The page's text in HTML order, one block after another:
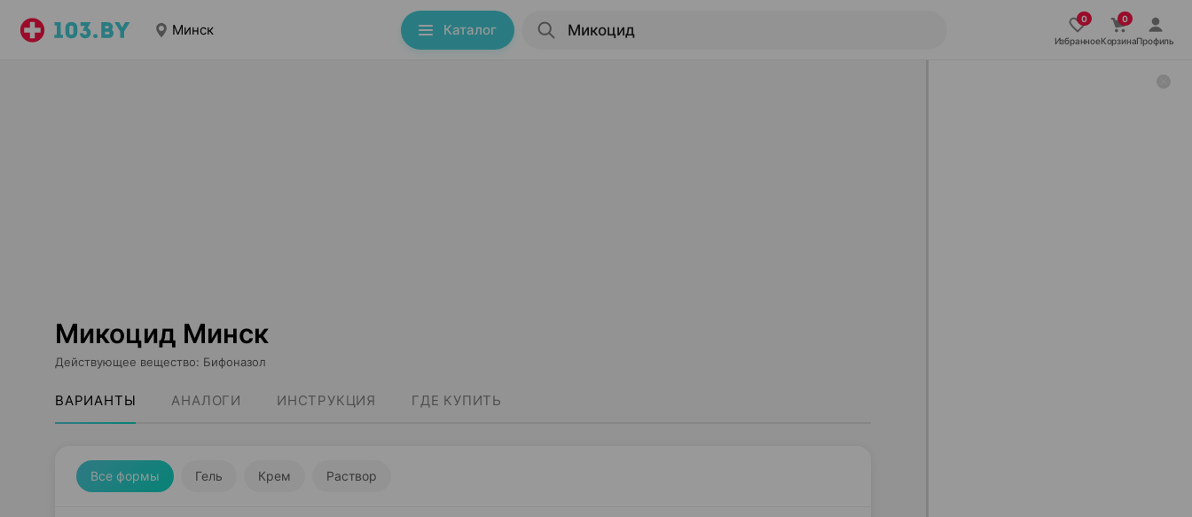
Минск Каталог
ИзбранноеКорзинаПрофиль
Микоцид Минск
Действующее вещество: Бифоназол
ВАРИАНТЫ АНАЛОГИ ИНСТРУКЦИЯ ГДЕ КУПИТЬ
Все формы Гель Крем Раствор